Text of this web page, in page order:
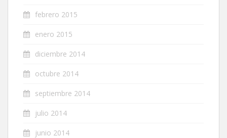
febrero 2015
enero 2015
diciembre 2014
octubre 2014
septiembre 2014
julio 2014
junio 2014